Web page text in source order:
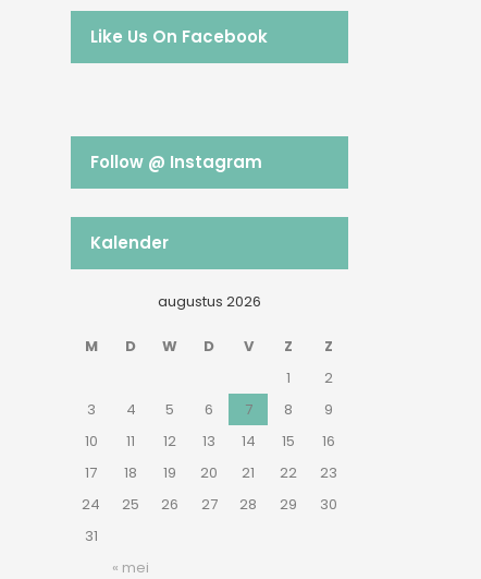
Like Us On Facebook
Follow @ Instagram
Kalender
augustus 2026
M D W D V Z Z
« mei
1
2
3
4 5 6 7 8
9
10
11 12 13 14 15
16
17
18 19 20 21 22
23
24
25 26 27 28 29
30
31